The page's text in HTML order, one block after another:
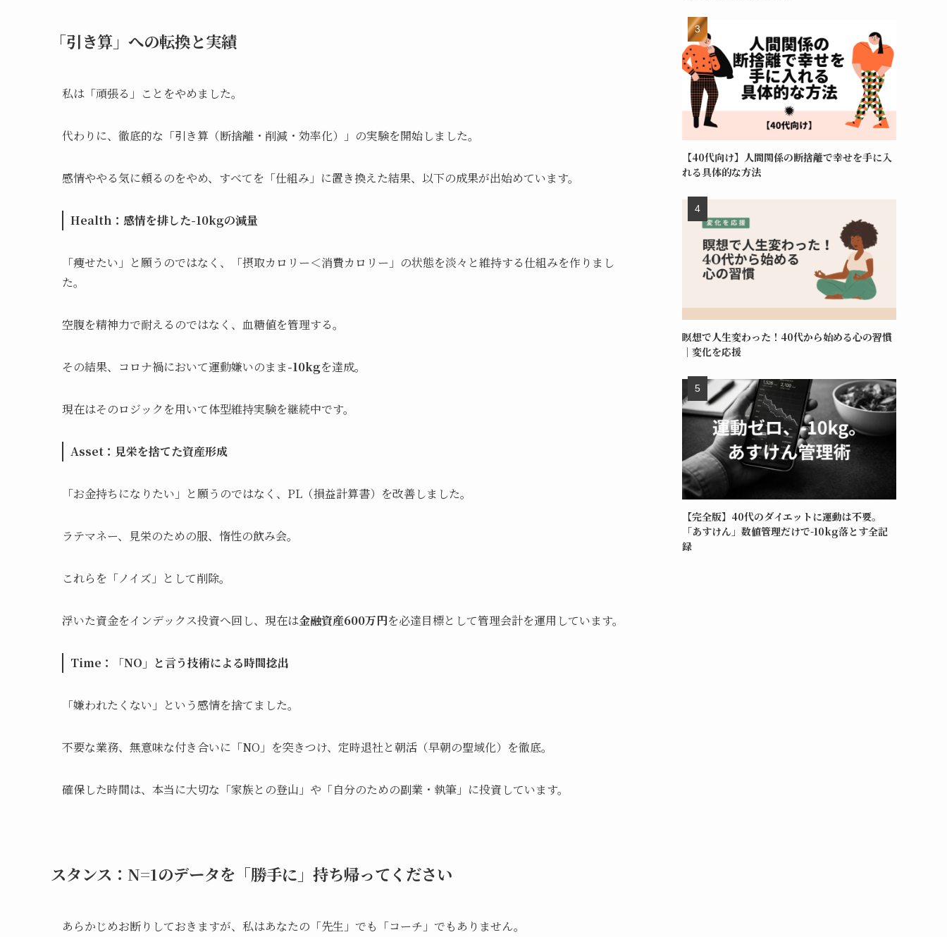
「引き算」への転換と実績
私は「頑張る」ことをやめました。
代わりに、徹底的な「引き算（断捨離・削減・効率化）」の実験を開始しました。
感情ややる気に頼るのをやめ、すべてを「仕組み」に置き換えた結果、以下の成果が出始めています。
Health：感情を排した-10kgの減量
「痩せたい」と願うのではなく、「摂取カロリー＜消費カロリー」の状態を淡々と維持する仕組みを作りまし
た。
空腹を精神力で耐えるのではなく、血糖値を管理する。
その結果、コロナ禍において運動嫌いのまま-10kgを達成。
現在はそのロジックを用いて体型維持実験を継続中です。
Asset：見栄を捨てた資産形成
「お金持ちになりたい」と願うのではなく、PL（損益計算書）を改善しました。
ラテマネー、見栄のための服、惰性の飲み会。
これらを「ノイズ」として削除。
浮いた資金をインデックス投資へ回し、現在は金融資産600万円を必達目標として管理会計を運用しています。
Time：「NO」と言う技術による時間捻出
「嫌われたくない」という感情を捨てました。
不要な業務、無意味な付き合いに「NO」を突きつけ、定時退社と朝活（早朝の聖域化）を徹底。
確保した時間は、本当に大切な「家族との登山」や「自分のための副業・執筆」に投資しています。
スタンス：N=1のデータを「勝手に」持ち帰ってください
あらかじめお断りしておきますが、私はあなたの「先生」でも「コーチ」でもありません。
【40代向け】人間関係の断捨離で幸せを手に入
れる具体的な方法
瞑想で人生変わった！40代から始める心の習慣
｜変化を応援
【完全版】40代のダイエットに運動は不要。
「あすけん」数値管理だけで-10kg落とす全記
録